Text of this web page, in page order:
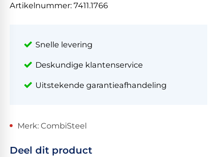
Artikelnummer: 7411.1766
Snelle levering
Deskundige klantenservice
Uitstekende garantieafhandeling
Merk: CombiSteel
Deel dit product